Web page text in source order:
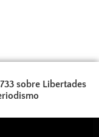
sobre Libertades